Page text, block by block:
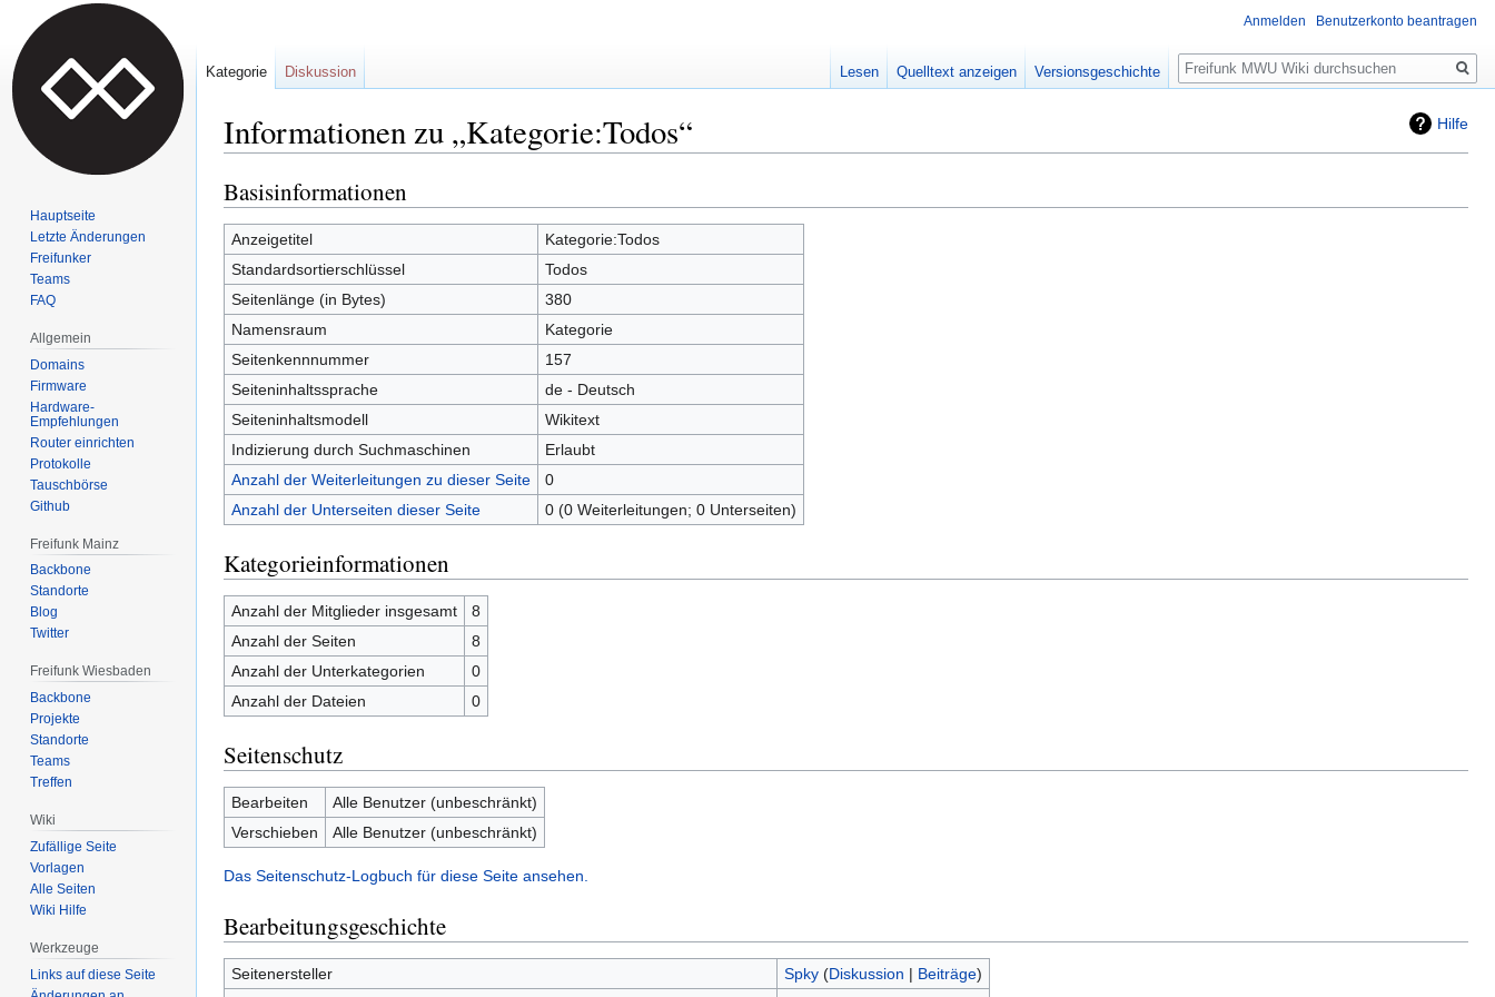
Hilfe
Informationen zu „Kategorie:Todos“
Zur
Navigation
springen
Zur
Suche
springen
Basisinformationen
Anzeigetitel
Kategorie:Todos
Standardsortierschlüssel
Todos
Seitenlänge (in Bytes)
380
Namensraum
Kategorie
Seitenkennnummer
157
Seiteninhaltssprache
de - Deutsch
Seiteninhaltsmodell
Wikitext
Indizierung durch Suchmaschinen
Erlaubt
Anzahl der Weiterleitungen zu dieser Seite
0
Anzahl der Unterseiten dieser Seite
0 (0 Weiterleitungen; 0 Unterseiten)
Kategorieinformationen
Anzahl der Mitglieder insgesamt
8
Anzahl der Seiten
8
Anzahl der Unterkategorien
0
Anzahl der Dateien
0
Seitenschutz
Bearbeiten
Alle Benutzer (unbeschränkt)
Verschieben
Alle Benutzer (unbeschränkt)
Das Seitenschutz-Logbuch für diese Seite ansehen.
Bearbeitungsgeschichte
Seitenersteller Spky (Diskussion | Beiträge)
Anmelden Benutzerkonto beantragen
Kategorie Diskussion Lesen Quelltext anzeigen Versionsgeschichte
Suche
Hauptseite
Letzte Änderungen
Freifunker
Teams
FAQ
Allgemein
Domains
Firmware
Hardware-
Empfehlungen
Router einrichten
Protokolle
Tauschbörse
Github
Freifunk Mainz
Backbone
Standorte
Blog
Twitter
Freifunk Wiesbaden
Backbone
Projekte
Standorte
Teams
Treffen
Wiki
Zufällige Seite
Vorlagen
Alle Seiten
Wiki Hilfe
Werkzeuge
Links auf diese Seite